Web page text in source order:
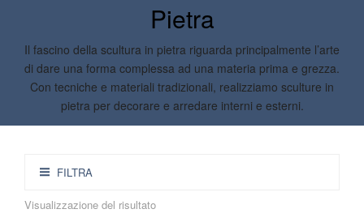
Pietra
Il fascino della scultura in pietra riguarda principalmente l’arte
di dare una forma complessa ad una materia prima e grezza.
Con tecniche e materiali tradizionali, realizziamo sculture in
pietra per decorare e arredare interni e esterni.
FILTRA
Visualizzazione del risultato